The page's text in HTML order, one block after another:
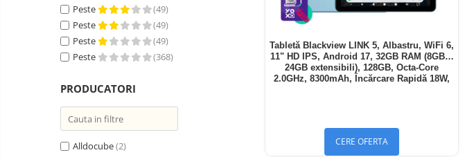
Monitoare pc
Accesorii
Camere auto, home si sport
Camere auto DVR
Oglinzi auto smart cu camera
Camere Supraveghere
Peste
(49)
Peste
(49)
Peste
(49)
Peste
(368)
PRODUCATORI
Alldocube(2)
Tabletă Blackview LINK 5, Albastru, WiFi 6,
11" HD IPS, Android 17, 32GB RAM (8GB +
24GB extensibili), 128GB, Octa-Core
2.0GHz, 8300mAh, Încărcare Rapidă 18W,
CERE OFERTA